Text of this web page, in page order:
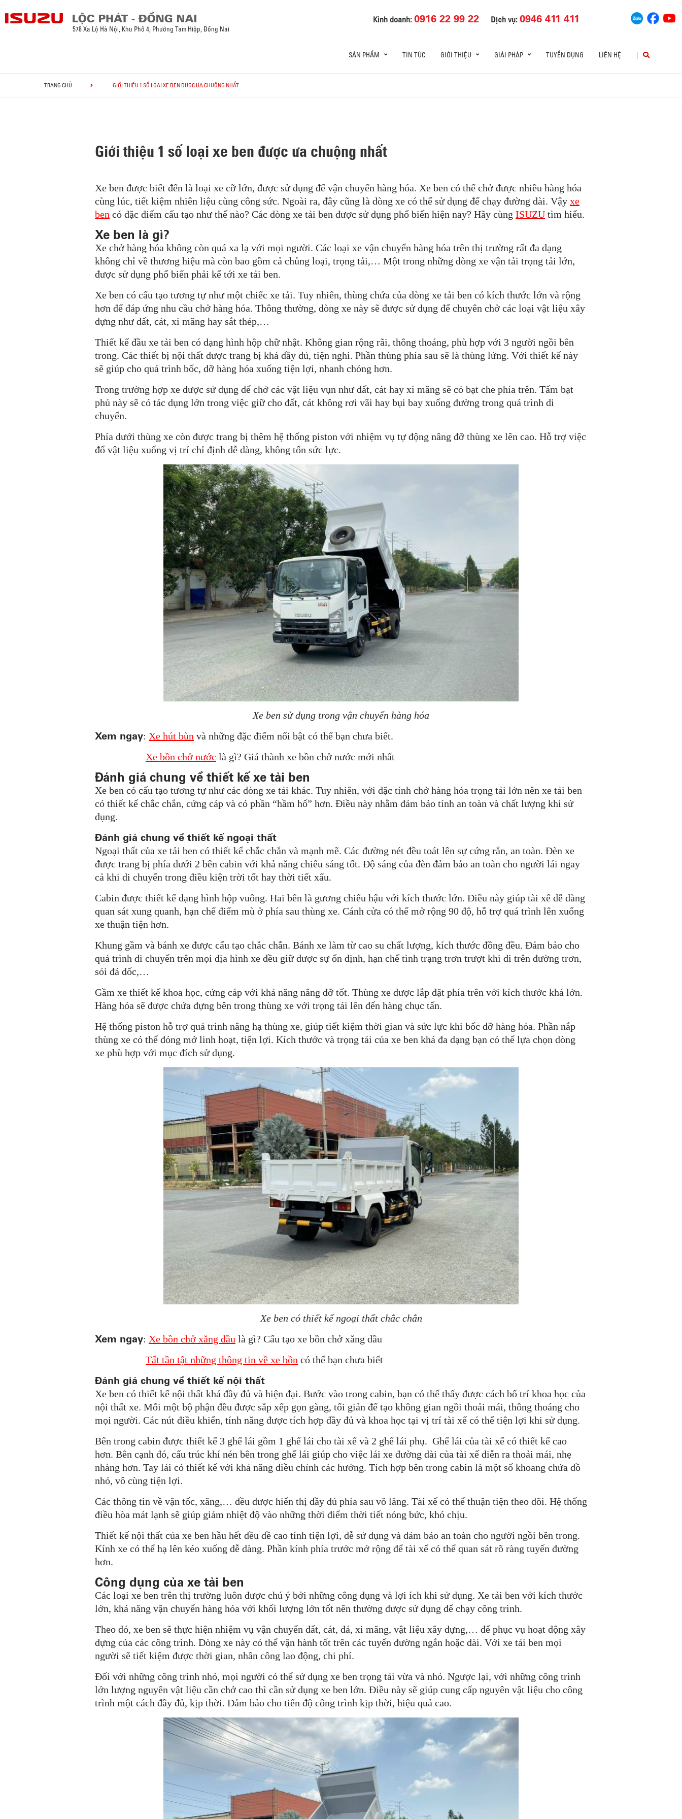
Kinh doanh:0916 22 99 22 Dịch vụ:0946 411 411
578 Xa Lộ Hà Nội, Khu Phố 4, Phường Tam Hiệp, Đồng Nai
SẢN PHẨM TIN TỨC GIỚI THIỆU GIẢI PHÁP TUYỂN DỤNG LIÊN HỆ |
TRANG CHỦ GIỚI THIỆU 1 SỐ LOẠI XE BEN ĐƯỢC ƯA CHUỘNG NHẤT
Giới thiệu 1 số loại xe ben được ưa chuộng nhất
Xe ben được biết đến là loại xe cỡ lớn, được sử dụng để vận chuyển hàng hóa. Xe ben có thể chở được nhiều hàng hóa
cùng lúc, tiết kiệm nhiên liệu cùng công sức. Ngoài ra, đây cũng là dòng xe có thể sử dụng để chạy đường dài. Vậy xe
ben có đặc điểm cấu tạo như thế nào? Các dòng xe tải ben được sử dụng phổ biến hiện nay? Hãy cùng ISUZU tìm hiểu.
Xe ben là gì?
Xe chở hàng hóa không còn quá xa lạ với mọi người. Các loại xe vận chuyển hàng hóa trên thị trường rất đa dạng
không chỉ về thương hiệu mà còn bao gồm cả chủng loại, trọng tải,… Một trong những dòng xe vận tải trọng tải lớn,
được sử dụng phổ biến phải kể tới xe tải ben.
Xe ben có cấu tạo tương tự như một chiếc xe tải. Tuy nhiên, thùng chứa của dòng xe tải ben có kích thước lớn và rộng
hơn để đáp ứng nhu cầu chở hàng hóa. Thông thường, dòng xe này sẽ được sử dụng để chuyên chở các loại vật liệu xây
dựng như đất, cát, xi măng hay sắt thép,…
Thiết kế đầu xe tải ben có dạng hình hộp chữ nhật. Không gian rộng rãi, thông thoáng, phù hợp với 3 người ngồi bên
trong. Các thiết bị nội thất được trang bị khá đầy đủ, tiện nghi. Phần thùng phía sau sẽ là thùng lửng. Với thiết kế này
sẽ giúp cho quá trình bốc, dỡ hàng hóa xuống tiện lợi, nhanh chóng hơn.
Trong trường hợp xe được sử dụng để chở các vật liệu vụn như đất, cát hay xi măng sẽ có bạt che phía trên. Tấm bạt
phủ này sẽ có tác dụng lớn trong việc giữ cho đất, cát không rơi vãi hay bụi bay xuống đường trong quá trình di
chuyển.
Phía dưới thùng xe còn được trang bị thêm hệ thống piston với nhiệm vụ tự động nâng đỡ thùng xe lên cao. Hỗ trợ việc
đổ vật liệu xuống vị trí chỉ định dễ dàng, không tốn sức lực.
Xe ben sử dụng trong vận chuyển hàng hóa
Xem ngay: Xe hút bùn và những đặc điểm nổi bật có thể bạn chưa biết.
Xe bồn chở nước là gì? Giá thành xe bồn chở nước mới nhất
Đánh giá chung về thiết kế xe tải ben
Xe ben có cấu tạo tương tự như các dòng xe tải khác. Tuy nhiên, với đặc tính chở hàng hóa trọng tải lớn nên xe tải ben
có thiết kế chắc chắn, cứng cáp và có phần “hầm hố” hơn. Điều này nhằm đảm bảo tính an toàn và chất lượng khi sử
dụng.
Đánh giá chung về thiết kế ngoại thất
Ngoại thất của xe tải ben có thiết kế chắc chắn và mạnh mẽ. Các đường nét đều toát lên sự cứng rắn, an toàn. Đèn xe
được trang bị phía dưới 2 bên cabin với khả năng chiếu sáng tốt. Độ sáng của đèn đảm bảo an toàn cho người lái ngay
cả khi di chuyển trong điều kiện trời tốt hay thời tiết xấu.
Cabin được thiết kế dạng hình hộp vuông. Hai bên là gương chiếu hậu với kích thước lớn. Điều này giúp tài xế dễ dàng
quan sát xung quanh, hạn chế điểm mù ở phía sau thùng xe. Cánh cửa có thể mở rộng 90 độ, hỗ trợ quá trình lên xuống
xe thuận tiện hơn.
Khung gầm và bánh xe được cấu tạo chắc chắn. Bánh xe làm từ cao su chất lượng, kích thước đồng đều. Đảm bảo cho
quá trình di chuyển trên mọi địa hình xe đều giữ được sự ổn định, hạn chế tình trạng trơn trượt khi đi trên đường trơn,
sỏi đá dốc,…
Gầm xe thiết kế khoa học, cứng cáp với khả năng nâng đỡ tốt. Thùng xe được lắp đặt phía trên với kích thước khá lớn.
Hàng hóa sẽ được chứa đựng bên trong thùng xe với trọng tải lên đến hàng chục tấn.
Hệ thống piston hỗ trợ quá trình nâng hạ thùng xe, giúp tiết kiệm thời gian và sức lực khi bốc dỡ hàng hóa. Phần nắp
thùng xe có thể đóng mở linh hoạt, tiện lợi. Kích thước và trọng tải của xe ben khá đa dạng bạn có thể lựa chọn dòng
xe phù hợp với mục đích sử dụng.
Xe ben có thiết kế ngoại thất chắc chắn
Xem ngay: Xe bồn chở xăng dầu là gì? Cấu tạo xe bồn chở xăng dầu
Tất tần tật những thông tin về xe bồn có thể bạn chưa biết
Đánh giá chung về thiết kế nội thất
Xe ben có thiết kế nội thất khá đầy đủ và hiện đại. Bước vào trong cabin, bạn có thể thấy được cách bố trí khoa học của
nội thất xe. Mỗi một bộ phận đều được sắp xếp gọn gàng, tối giản để tạo không gian ngồi thoải mái, thông thoáng cho
mọi người. Các nút điều khiển, tính năng được tích hợp đầy đủ và khoa học tại vị trí tài xế có thể tiện lợi khi sử dụng.
Bên trong cabin được thiết kế 3 ghế lái gồm 1 ghế lái cho tài xế và 2 ghế lái phụ. Ghế lái của tài xế có thiết kế cao
hơn. Bên cạnh đó, cấu trúc khí nén bên trong ghế lái giúp cho việc lái xe đường dài của tài xế diễn ra thoải mái, nhẹ
nhàng hơn. Tay lái có thiết kế với khả năng điều chỉnh các hướng. Tích hợp bên trong cabin là một số khoang chứa đồ
nhỏ, vô cùng tiện lợi.
Các thông tin về vận tốc, xăng,… đều được hiển thị đầy đủ phía sau vô lăng. Tài xế có thể thuận tiện theo dõi. Hệ thống
điều hòa mát lạnh sẽ giúp giảm nhiệt độ vào những thời điểm thời tiết nóng bức, khó chịu.
Thiết kế nội thất của xe ben hầu hết đều đề cao tính tiện lợi, dễ sử dụng và đảm bảo an toàn cho người ngồi bên trong.
Kính xe có thể hạ lên kéo xuống dễ dàng. Phần kính phía trước mở rộng để tài xế có thể quan sát rõ ràng tuyến đường
hơn.
Công dụng của xe tải ben
Các loại xe ben trên thị trường luôn được chú ý bởi những công dụng và lợi ích khi sử dụng. Xe tải ben với kích thước
lớn, khả năng vận chuyển hàng hóa với khối lượng lớn tốt nên thường được sử dụng để chạy công trình.
Theo đó, xe ben sẽ thực hiện nhiệm vụ vận chuyển đất, cát, đá, xi măng, vật liệu xây dựng,… để phục vụ hoạt động xây
dựng của các công trình. Dòng xe này có thể vận hành tốt trên các tuyến đường ngắn hoặc dài. Với xe tải ben mọi
người sẽ tiết kiệm được thời gian, nhân công lao động, chi phí.
Đối với những công trình nhỏ, mọi người có thể sử dụng xe ben trọng tải vừa và nhỏ. Ngược lại, với những công trình
lớn lượng nguyên vật liệu cần chở cao thì cần sử dụng xe ben lớn. Điều này sẽ giúp cung cấp nguyên vật liệu cho công
trình một cách đầy đủ, kịp thời. Đảm bảo cho tiến độ công trình kịp thời, hiệu quả cao.